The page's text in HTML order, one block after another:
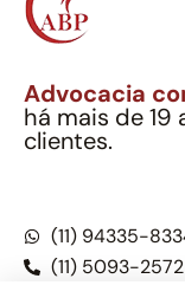
Advocacia
há mais de 19
clientes.
(11) 94335-
(11) 5093-2572